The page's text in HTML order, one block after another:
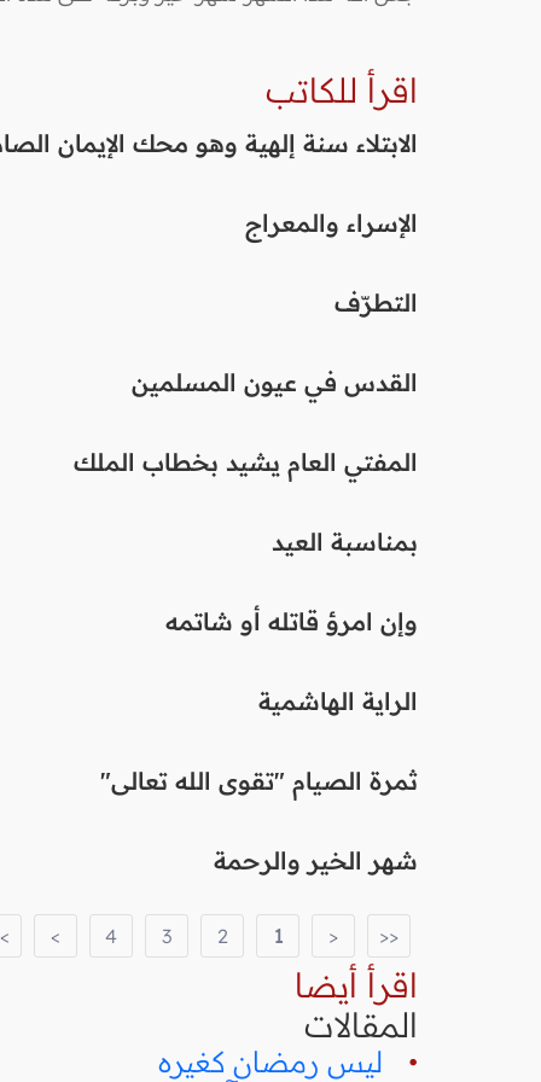
اقرأ للكاتب
الابتلاء سنة إلهية وهو محك الإيمان
الإسراء والمعراج
التطرّف
القدس في عيون المسلمين
المفتي العام يشيد بخطاب الملك
بمناسبة العيد
وإن امرؤ قاتله أو شاتمه
الراية الهاشمية
ثمرة الصيام "تقوى الله تعالى"
شهر الخير والرحمة
<<
<
1
2
3
4
>
اقرأ أيضا
المقالات
• ليس رمضان كغيره